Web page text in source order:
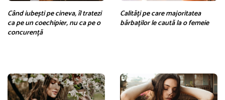
Când iubești pe cineva, îl tratezi
ca pe un coechipier, nu ca pe o
concurență
Calități pe care majoritatea
bărbaților le caută la o femeie